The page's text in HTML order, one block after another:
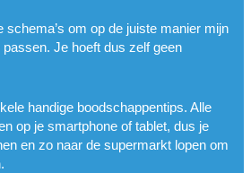
schema’s om op de juiste manier mijn
Je hoeft dus zelf geen
handige boodschappentips. Alle
op je smartphone of tablet, dus je
en zo naar de supermarkt lopen om